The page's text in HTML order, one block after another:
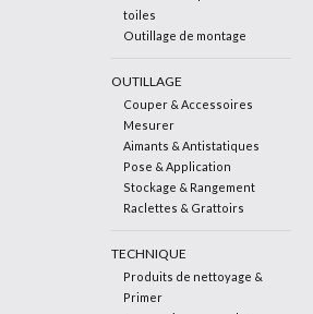
toiles
Outillage de montage
OUTILLAGE
Couper & Accessoires
Mesurer
Aimants & Antistatiques
Pose & Application
Stockage & Rangement
Raclettes & Grattoirs
TECHNIQUE
Produits de nettoyage &
Primer